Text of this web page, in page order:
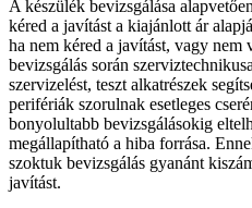
A készülék bevizsgálása
kéred a javítást a kiajánlott ár
ha nem kéred a javítást, vagy nem
bevizsgálás során
szervizelést, teszt alkatrészek
perifériák szorulnak esetleges
bonyolultabb bevizsgálásokig
megállapítható a hiba forrása.
szoktuk bevizsgálás gyanánt
javítást.